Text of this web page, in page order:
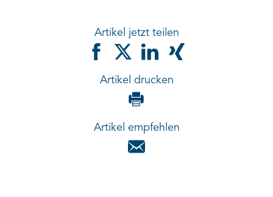
Artikel jetzt teilen
Artikel drucken
Artikel empfehlen